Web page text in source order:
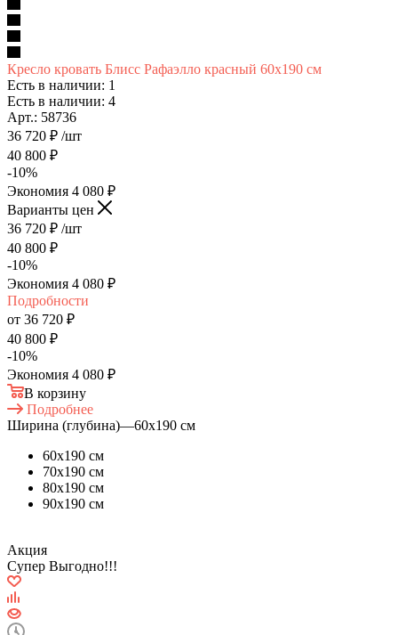
Кресло кровать Блисс Рафаэлло красный 60х190 см
Есть в наличии: 1
Есть в наличии: 4
Арт.: 58736
36 720 ₽ /шт
40 800 ₽
-10%
Экономия 4 080 ₽
Варианты цен
36 720 ₽ /шт
40 800 ₽
-10%
Экономия 4 080 ₽
Подробности
от 36 720 ₽
40 800 ₽
-10%
Экономия 4 080 ₽
В корзину
Подробнее
Ширина (глубина)—60х190 см
60х190 см
70х190 см
80х190 см
90х190 см
Акция
Супер Выгодно!!!